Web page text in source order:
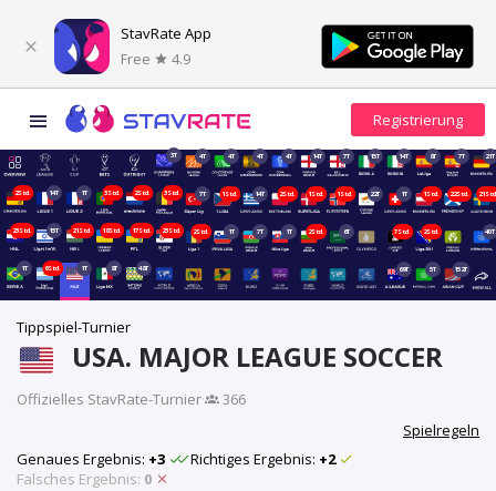
StavRate App
Free
4.9
3T 4T 4T 4T 4T 14T 7T 15T 14T 8T 7T 21T
2Std. 14T 1T 3Std. 2Std. 3Std. 7T 1Std. 14T 2Std. 1Std. 1Std. 22T 1T 1Std. 22Std.
23Std. 15T 21Std. 18Std. 17Std. 23Std. 2Std. 1T 7T 1T 2Std. 6T 7Std. 2Std. 40T
1T 6Std. 1T 8T 48T 69T 5T 152T
Tippspiel-Turnier
USA. MAJOR LEAGUE SOCCER
Offizielles StavRate-Turnier·
366
Spielregeln
Genaues Ergebnis: +3 Richtiges Ergebnis: +2
Falsches Ergebnis: 0